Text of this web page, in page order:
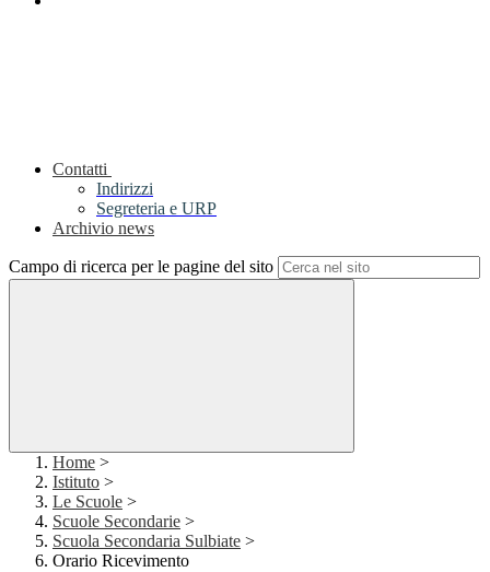
Contatti
Indirizzi
Segreteria e URP
Archivio news
Campo di ricerca per le pagine del sito
Home >
Istituto >
Le Scuole >
Scuole Secondarie >
Scuola Secondaria Sulbiate >
Orario Ricevimento